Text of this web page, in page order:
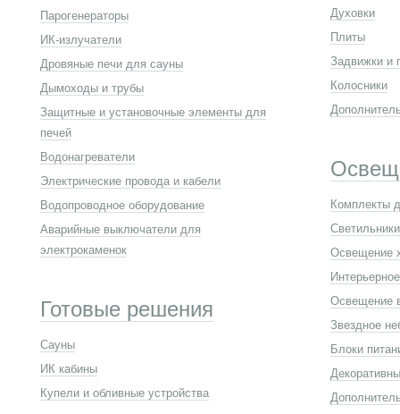
Парогенераторы
ИК-излучатели
Дровяные печи для сауны
Дымоходы и трубы
Защитные и установочные элементы для
печей
Водонагреватели
Электрические провода и кабели
Водопроводное оборудование
Аварийные выключатели для
электрокаменок
Готовые решения
Сауны
ИК кабины
Купели и обливные устройства
Духовки
Плиты
Задвижки и
Колосники
Комплекты
Освещение
Освещение
Звездное
Блоки